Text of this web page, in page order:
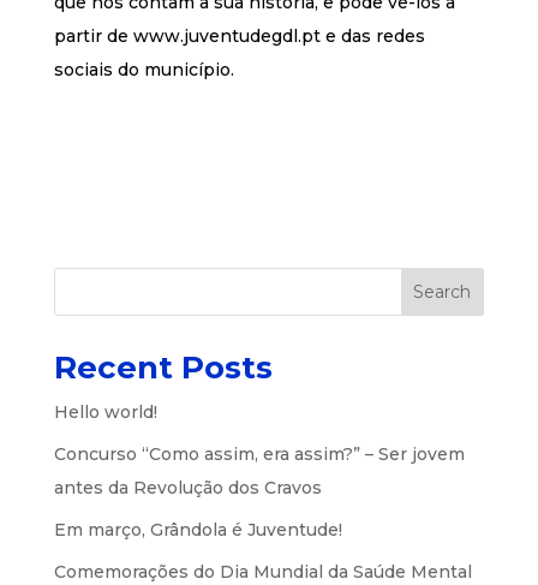
partir de www.juventudegdl.pt e das redes
sociais do município.
Search
Recent Posts
Hello world!
Concurso “Como assim, era assim?” – Ser jovem
antes da Revolução dos Cravos
Em março, Grândola é Juventude!
Comemorações do Dia Mundial da Saúde Mental